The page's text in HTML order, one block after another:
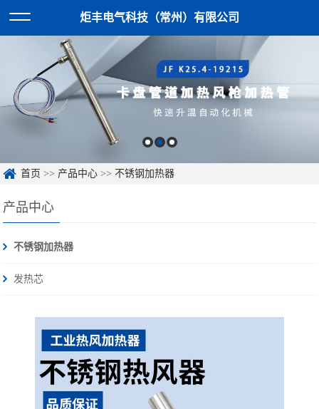
炬丰电气科技（常州）有限公司
首页 >> 产品中心 >>不锈钢加热器
产品中心
不锈钢加热器
发热芯